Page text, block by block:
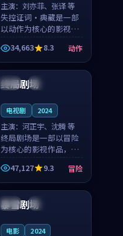
主演： 刘亦菲、张译 等
失控证词·典藏是一部
以动作为核心的影视作
品，围绕危机、反转与
人物成长展开，整体节
奏紧凑，值得推荐观
看。
34,663 8.3 动作
泰国 杜比
终局剧场
电视剧 2024
主演： 河正宇、沈腾 等
终局剧场是一部以冒险
为核心的影视作品，围
绕危机、反转与人物成
长展开，整体节奏紧
凑，值得推荐观看。
47,127 9.3 冒险
英国 独播
暴雪剧场
电影 2024